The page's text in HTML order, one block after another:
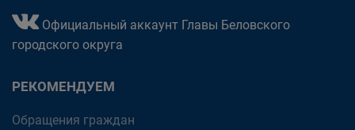
Официальный аккаунт Главы Беловского
городского округа
РЕКОМЕНДУЕМ
Обращения граждан